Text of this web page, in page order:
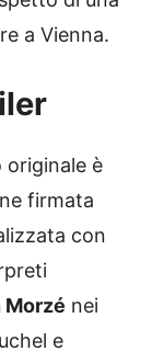
a Vienna.
originale è
firmata
con
Morzé nei
e